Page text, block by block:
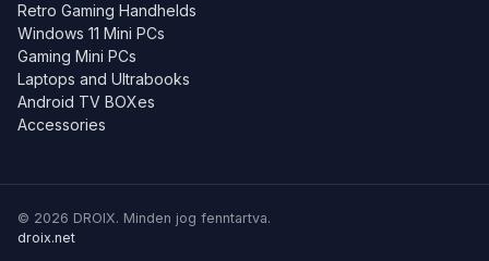
Retro Gaming Handhelds
Windows 11 Mini PCs
Gaming Mini PCs
Laptops and Ultrabooks
Android TV BOXes
Accessories
© 2026 DROIX. Minden jog fenntartva.
droix.net